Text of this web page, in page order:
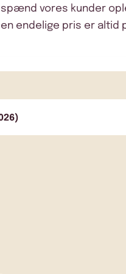
vores kunder
endelige pris er altid